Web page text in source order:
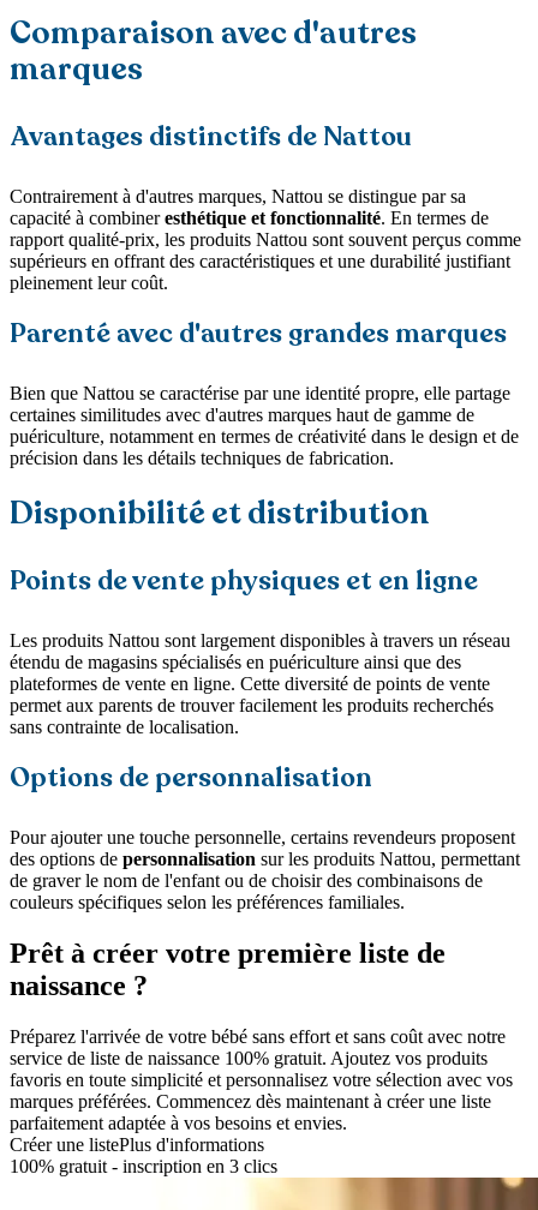
Comparaison avec d'autres
marques
Avantages distinctifs de Nattou
Contrairement à d'autres marques, Nattou se distingue par sa
capacité à combineresthétique et fonctionnalité. En termes de
rapport qualité-prix, les produits Nattou sont souvent perçus comme
supérieurs en offrant des caractéristiques et une durabilité justifiant
pleinement leur coût.
Parenté avec d'autres grandes marques
Bien que Nattou se caractérise par une identité propre, elle partage
certaines similitudes avec d'autres marques haut de gamme de
puériculture, notamment en termes de créativité dans le design et de
précision dans les détails techniques de fabrication.
Disponibilité et distribution
Points de vente physiques et en ligne
Les produits Nattou sont largement disponibles à travers un réseau
étendu de magasins spécialisés en puériculture ainsi que des
plateformes de vente en ligne. Cette diversité de points de vente
permet aux parents de trouver facilement les produits recherchés
sans contrainte de localisation.
Options de personnalisation
Pour ajouter une touche personnelle, certains revendeurs proposent
des options de personnalisation sur les produits Nattou, permettant
de graver le nom de l'enfant ou de choisir des combinaisons de
couleurs spécifiques selon les préférences familiales.
Prêt à créer votre première liste de
naissance ?
Préparez l'arrivée de votre bébé sans effort et sans coût avec notre
service de liste de naissance 100% gratuit. Ajoutez vos produits
favoris en toute simplicité et personnalisez votre sélection avec vos
marques préférées. Commencez dès maintenant à créer une liste
parfaitement adaptée à vos besoins et envies.
Créer une listePlus d'informations
100% gratuit - inscription en 3 clics